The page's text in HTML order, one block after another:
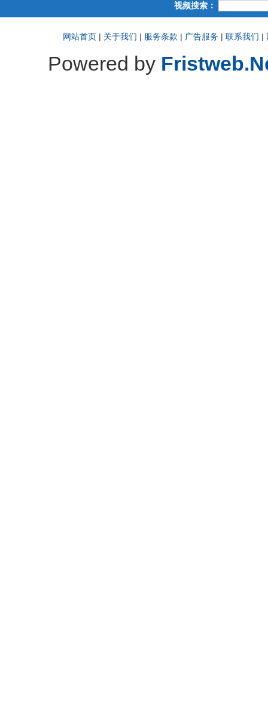
视频搜索：
网站首页 | 关于我们 | 服务条款 | 广告服务 |联系我们 |
Powered by